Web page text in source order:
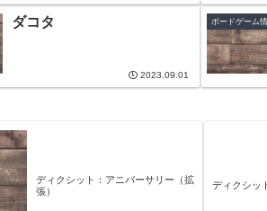
ダコタ
2023.09.01
ボードゲーム
ディクシット：アニバーサリー（拡
張）
ディクシッ